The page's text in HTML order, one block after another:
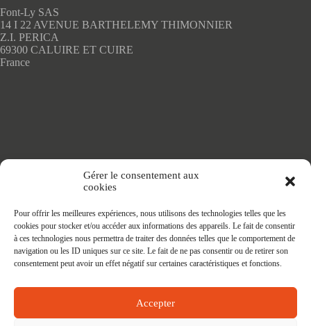
Gérer le consentement aux
cookies
Pour offrir les meilleures expériences, nous utilisons des technologies telles que les
cookies pour stocker et/ou accéder aux informations des appareils. Le fait de consentir
à ces technologies nous permettra de traiter des données telles que le comportement de
navigation ou les ID uniques sur ce site. Le fait de ne pas consentir ou de retirer son
consentement peut avoir un effet négatif sur certaines caractéristiques et fonctions.
Accepter
Font-Ly SAS
14 I 22 AVENUE BARTHELEMY THIMONNIER
Z.I. PERICA
69300 CALUIRE ET CUIRE
France
Adhésifs SANS PVC
Nappes
Protège Table
Nappes SANS PVC
Tapis PRATIC
Affaires à faire